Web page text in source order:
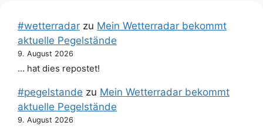
#wetterradar zu Mein Wetterradar bekommt
aktuelle Pegelstände
9. August 2026
… hat dies repostet!
#pegelstande zu Mein Wetterradar bekommt
aktuelle Pegelstände
9. August 2026